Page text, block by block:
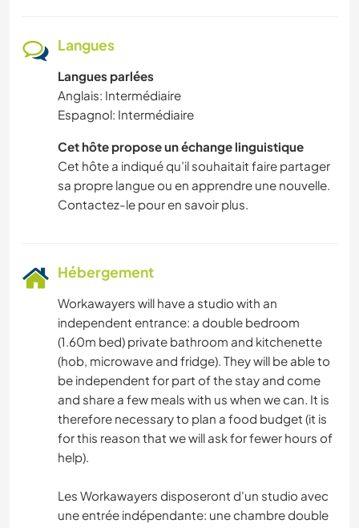
Langues
Langues parlées
Anglais: Intermédiaire
Espagnol: Intermédiaire
Cet hôte propose un échange linguistique
Cet hôte a indiqué qu’il souhaitait faire partager
sa propre langue ou en apprendre une nouvelle.
Contactez-le pour en savoir plus.
Hébergement
Workawayers will have a studio with an
independent entrance: a double bedroom
(1.60m bed) private bathroom and kitchenette
(hob, microwave and fridge). They will be able to
be independent for part of the stay and come
and share a few meals with us when we can. It is
therefore necessary to plan a food budget (it is
for this reason that we will ask for fewer hours of
help).
Les Workawayers disposeront d'un studio avec
une entrée indépendante: une chambre double